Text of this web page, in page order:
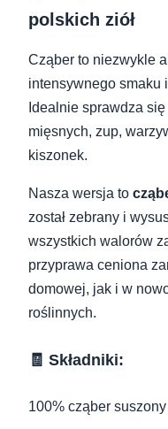
polskich ziół
Cząber to niezwykle
intensywnego smaku
Idealnie sprawdza
mięsnych, zup,
kiszonek.
Nasza wersja to
został zebrany i
wszystkich walorów
przyprawa ceniona
domowej, jak i w
roślinnych.
🧾 Składniki:
100% cząber